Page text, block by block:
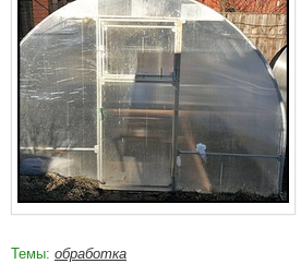
Темы: обработка